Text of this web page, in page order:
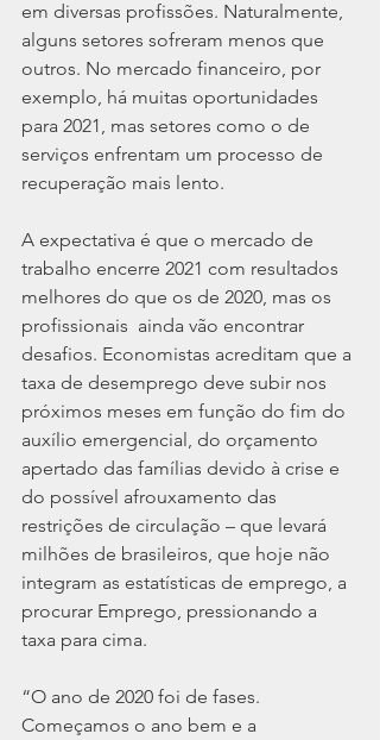
em diversas profissões. Naturalmente,
alguns setores sofreram menos que
outros. No mercado financeiro, por
exemplo, há muitas oportunidades
para 2021, mas setores como o de
serviços enfrentam um processo de
recuperação mais lento.
A expectativa é que o mercado de
trabalho encerre 2021 com resultados
melhores do que os de 2020, mas os
profissionais  ainda vão encontrar
desafios. Economistas acreditam que a
taxa de desemprego deve subir nos
próximos meses em função do fim do
auxílio emergencial, do orçamento
apertado das famílias devido à crise e
do possível afrouxamento das
restrições de circulação – que levará
milhões de brasileiros, que hoje não
integram as estatísticas de emprego, a
procurar Emprego, pressionando a
taxa para cima.
“O ano de 2020 foi de fases.
Começamos o ano bem e a